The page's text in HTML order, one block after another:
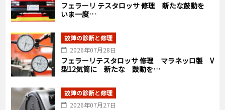
フェラーリ テスタロッサ 修理 新たな鼓動を
いま一度…
故障の診断と修理
2026年07月28日
フェラーリテスタロッサ 修理 マラネッロ製 V
型12気筒に 新たな 鼓動を…
故障の診断と修理
2026年07月27日